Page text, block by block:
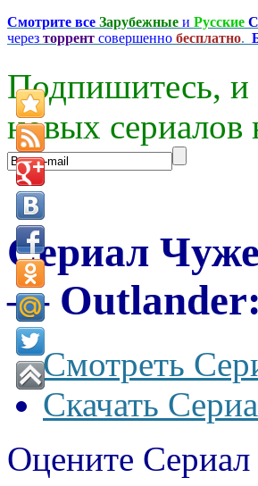
Смотрите все Зарубежные и Русские
через торрент совершенно бесплатно.
Подпишитесь, и
новых сериалов
Сериал
— Outlander:
Смотреть
Скачать
Оцените Сериал